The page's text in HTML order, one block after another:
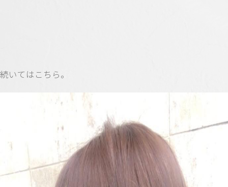
続いてはこちら。